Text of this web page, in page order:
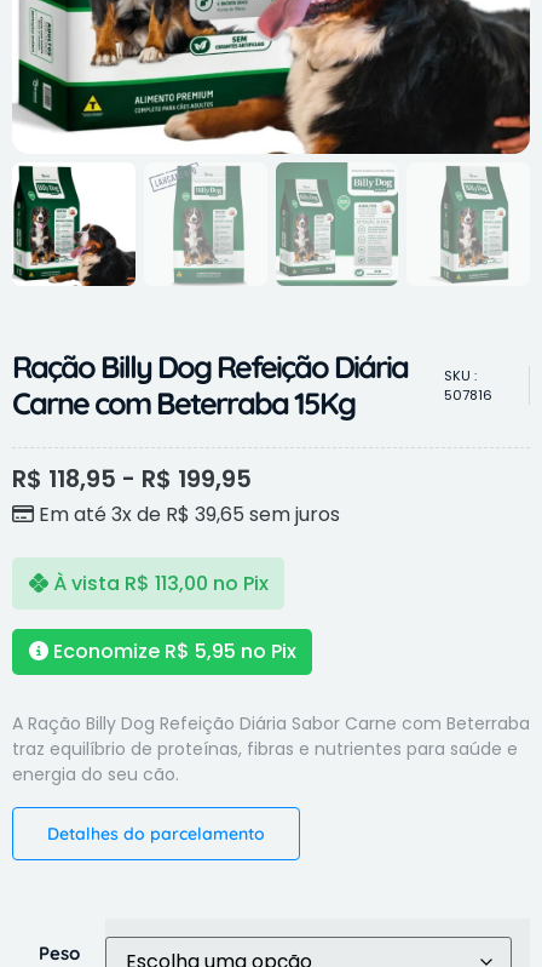
Ração Billy Dog Refeição Diária
Carne com Beterraba 15Kg
SKU :
507816
R$ 118,95 - R$ 199,95
Em até 3x de R$ 39,65 sem juros
À vista R$ 113,00 no Pix
Economize R$ 5,95 no Pix
A Ração Billy Dog Refeição Diária Sabor Carne com Beterraba
traz equilíbrio de proteínas, fibras e nutrientes para saúde e
energia do seu cão.
Detalhes do parcelamento
Peso